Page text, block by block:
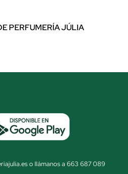
PERFUMERÍA JÚLIA
o llámanos a 663 687 089